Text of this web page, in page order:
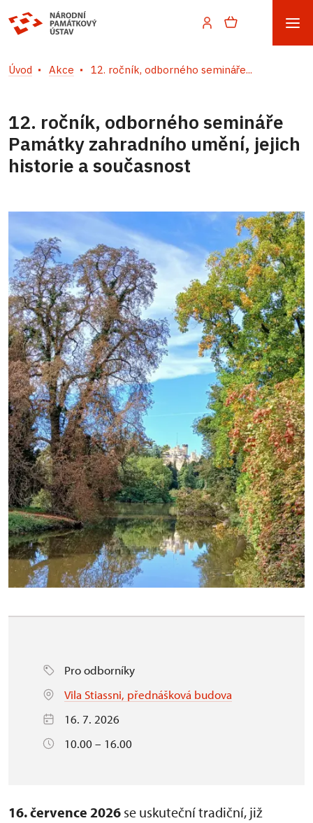
Úvod Akce 12. ročník, odborného semináře...
12. ročník, odborného semináře
Památky zahradního umění, jejich
historie a současnost
Pro odborníky
Vila Stiassni, přednášková budova
16. 7. 2026
10.00 – 16.00
16. července 2026 se uskuteční tradiční, již